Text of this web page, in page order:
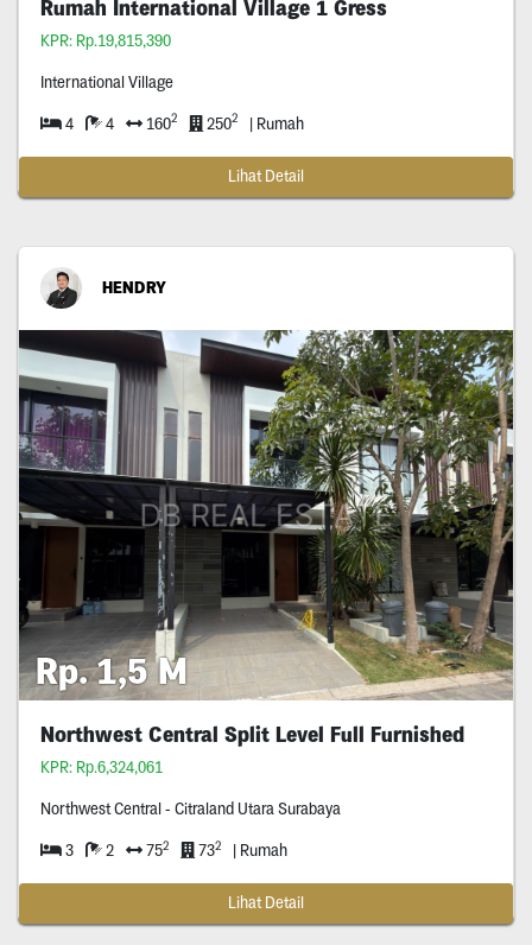
Rumah International Village 1 Gress
KPR: Rp.19,815,390
International Village
4 4 1602 2502 | Rumah
Lihat Detail
HENDRY
Rp. 1,5 M
Northwest Central Split Level Full Furnished
KPR: Rp.6,324,061
Northwest Central - Citraland Utara Surabaya
3 2 752 732 | Rumah
Lihat Detail